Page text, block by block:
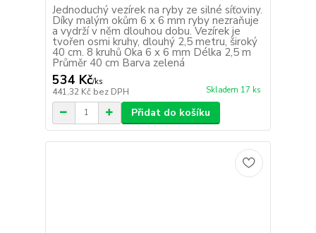
Jednoduchý vezírek na ryby ze silné síťoviny.
Díky malým okům 6 x 6 mm ryby nezraňuje
a vydrží v něm dlouhou dobu. Vezírek je
tvořen osmi kruhy, dlouhý 2,5 metru, široký
40 cm. 8 kruhů Oka 6 x 6 mm Délka 2,5 m
Průměr 40 cm Barva zelená
534 Kč/ks
441,32 Kč bez DPH Skladem 17 ks
Přidat do košíku